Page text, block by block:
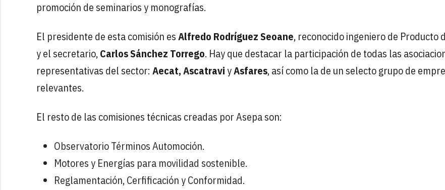
promoción de seminarios y monografías.
El presidente de esta comisión esAlfredo Rodríguez Seoane, reconocido ingeniero de Producto
y el secretario,Carlos Sánchez Torrego. Hay que destacar la participación de todas las
representativas del sector: Aecat, AscatraviyAsfares, así como la de un selecto grupo de
relevantes.
El resto de las comisiones técnicas creadas por Asepa son:
Observatorio Términos Automoción.
Motores y Energías para movilidad sostenible.
Reglamentación, Cerfificación y Conformidad.